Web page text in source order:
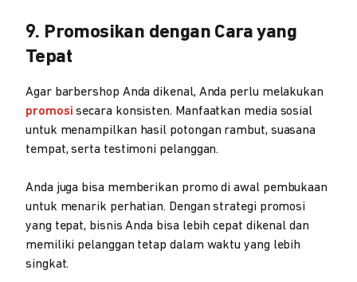
9. Promosikan dengan Cara yang
Tepat
Agar barbershop Anda dikenal, Anda perlu melakukan
promosi secara konsisten. Manfaatkan media sosial
untuk menampilkan hasil potongan rambut, suasana
tempat, serta testimoni pelanggan.
Anda juga bisa memberikan promo di awal pembukaan
untuk menarik perhatian. Dengan strategi promosi
yang tepat, bisnis Anda bisa lebih cepat dikenal dan
memiliki pelanggan tetap dalam waktu yang lebih
singkat.